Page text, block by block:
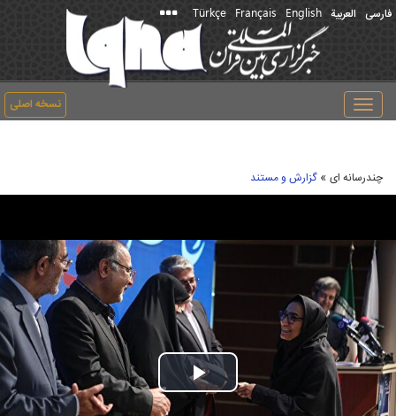
فارسی العربیة English
Français
Türkçe
نسخه اصلی
Toggle
navigation
چندرسانه ای »گزارش و مستند
Play